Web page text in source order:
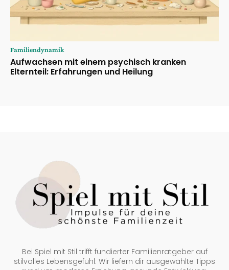
Familiendynamik
Aufwachsen mit einem psychisch kranken
Elternteil: Erfahrungen und Heilung
Bei Spiel mit Stil trifft fundierter Familienratgeber auf
stilvolles Lebensgefühl: Wir liefern dir ausgewählte Tipps